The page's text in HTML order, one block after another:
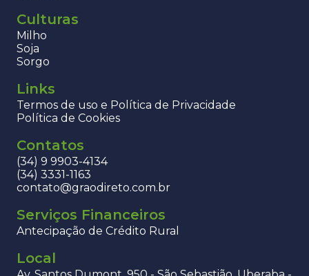
Culturas
Milho
Soja
Sorgo
Links
Termos de uso e Política de Privacidade
Política de Cookies
Contatos
(34) 9 9903-4134
(34) 3331-1163
contato@graodireto.com.br
Serviços Financeiros
Antecipação de Crédito Rural
Local